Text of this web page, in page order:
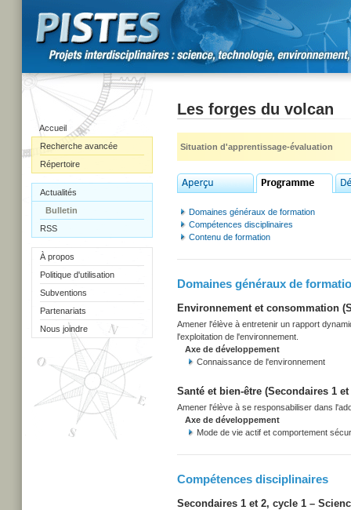
Accueil
Recherche avancée
Répertoire
Actualités
Bulletin
RSS
À propos
Politique d'utilisation
Subventions
Partenariats
Nous joindre
Les forges du volcan
Situation d'apprentissage-évaluation
Domaines généraux de formation
Compétences disciplinaires
Contenu de formation
Domaines généraux de
Environnement et consommation
Amener l'élève à entretenir un rapport
l'exploitation de l'environnement.
Axe de développement
Connaissance de l'environnement
Santé et bien-être (Secondaires 1
Amener l'élève à se responsabiliser dans
Axe de développement
Mode de vie actif et comportement
Compétences disciplinaires
Secondaires 1 et 2, cycle 1 –